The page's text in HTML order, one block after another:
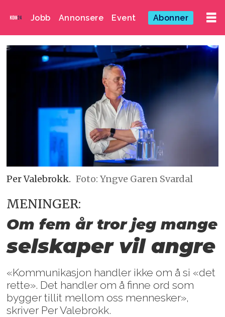
Jobb Annonsere Event Abonner
Per Valebrokk. Foto: Yngve Garen Svardal
MENINGER:
Om fem år tror jeg mange
selskaper vil angre
«Kommunikasjon handler ikke om å si «det
rette». Det handler om å finne ord som
bygger tillit mellom oss mennesker»,
skriver Per Valebrokk.